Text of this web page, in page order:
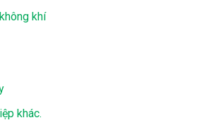
khí
khác.